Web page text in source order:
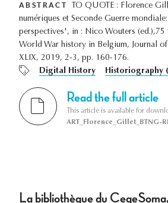
ABSTRACT
TO QUOTE : Florence
numériques et Seconde Guerre
perspectives', in : Nico Wouters (ed.),75
World War history in Belgium, Journal
XLIX, 2019, 2-3, pp. 160-176.
Digital History
Historiography
Read the full article
This article is available for
ART_Florence_Gillet_BTNG-
La bibliothèque du